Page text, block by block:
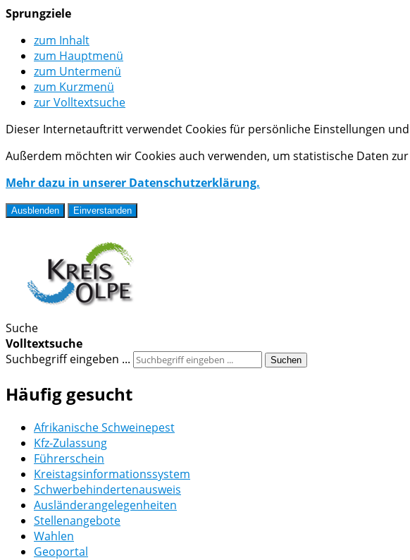
Sprungziele
zum Inhalt
zum Hauptmenü
zum Untermenü
zum Kurzmenü
zur Volltextsuche
Dieser Internetauftritt verwendet Cookies für persönliche Einstellungen
Außerdem möchten wir Cookies auch verwenden, um statistische Daten
Mehr dazu in unserer Datenschutzerklärung.
Ausblenden Einverstanden
Suche
Volltextsuche
Suchbegriff eingeben ...
Suchen
Häufig gesucht
Afrikanische Schweinepest
Kfz-Zulassung
Führerschein
Kreistagsinformationssystem
Schwerbehindertenausweis
Ausländerangelegenheiten
Stellenangebote
Wahlen
Geoportal